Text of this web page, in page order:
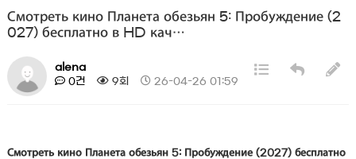
Смотреть кино Планета обезьян 5: Пробуждение (2
027) бесплатно в HD кач…
alena
0건
9회 26-04-26 01:59
Смотреть кино Планета обезьян 5: Пробуждение (2027) бесплатно